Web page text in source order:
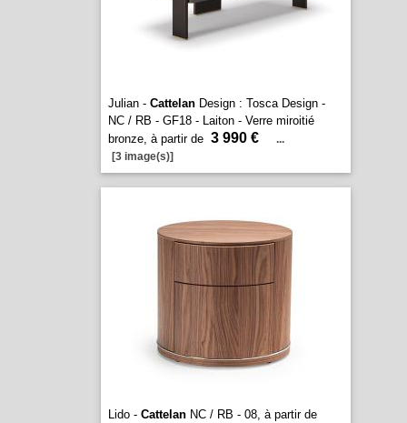
Julian - CattelanDesign : Tosca Design -
NC / RB - GF18 - Laiton - Verre miroitié
bronze, à partir de 3 990 €
...
[3 image(s)]
Lido - CattelanNC / RB - 08, à partir de